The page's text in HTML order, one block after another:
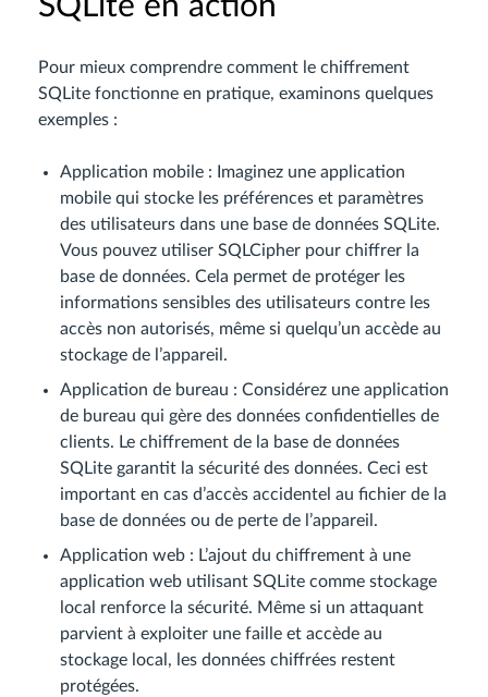
SQLite en action
Pour mieux comprendre comment le chiffrement
SQLite fonctionne en pratique, examinons quelques
exemples :
Application mobile : Imaginez une application
mobile qui stocke les préférences et paramètres
des utilisateurs dans une base de données SQLite.
Vous pouvez utiliser SQLCipher pour chiffrer la
base de données. Cela permet de protéger les
informations sensibles des utilisateurs contre les
accès non autorisés, même si quelqu’un accède au
stockage de l’appareil.
Application de bureau : Considérez une application
de bureau qui gère des données confidentielles de
clients. Le chiffrement de la base de données
SQLite garantit la sécurité des données. Ceci est
important en cas d’accès accidentel au fichier de la
base de données ou de perte de l’appareil.
Application web : L’ajout du chiffrement à une
application web utilisant SQLite comme stockage
local renforce la sécurité. Même si un attaquant
parvient à exploiter une faille et accède au
stockage local, les données chiffrées restent
protégées.